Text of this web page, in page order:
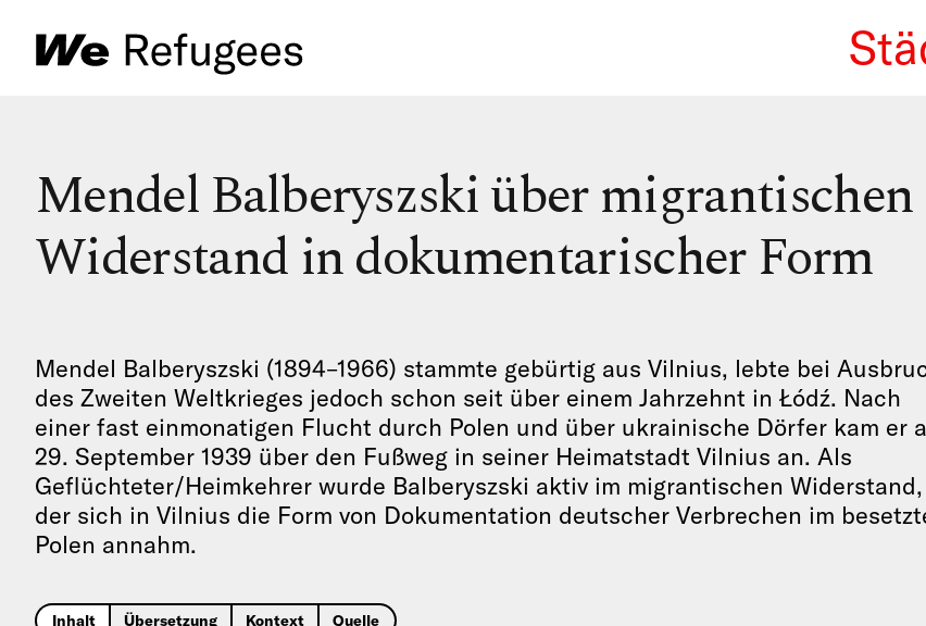
Mendel Balberyszski über migrantischen
Widerstand in dokumentarischer Form
Mendel Balberyszski (1894–1966) stammte gebürtig aus Vilnius, lebte bei
des Zweiten Weltkrieges jedoch schon seit über einem Jahrzehnt in Łódź. Nach
einer fast einmonatigen Flucht durch Polen und über ukrainische Dörfer kam er
29. September 1939 über den Fußweg in seiner Heimatstadt Vilnius an. Als
Geflüchteter/Heimkehrer wurde Balberyszski aktiv im migrantischen Widerstand,
der sich in Vilnius die Form von Dokumentation deutscher Verbrechen im
Polen annahm.
Inhalt Übersetzung Kontext Quelle